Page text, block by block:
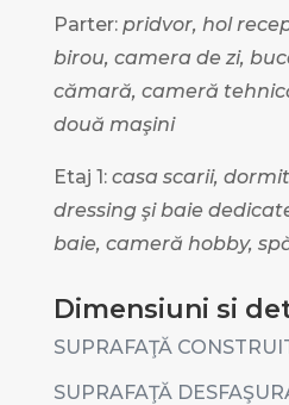
Parter: pridvor, hol
birou, camera de zi,
cămară, cameră
două maşini
Etaj 1: casa scarii,
dressing şi baie
baie, cameră hobby,
Dimensiuni si
SUPRAFAŢĂ
SUPRAFAŢĂ